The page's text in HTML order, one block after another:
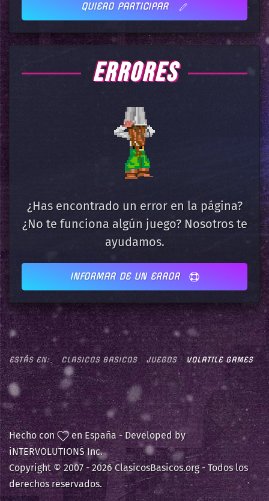
QUIERO PARTICIPAR
ERRORES
¿Has encontrado un error en la página?
¿No te funciona algún juego? Nosotros te
ayudamos.
INFORMAR DE UN ERROR
ESTÁS EN: CLASICOS BASICOS JUEGOS VOLATILE GAMES
Hecho con
en España - Developed by
iNTERVOLUTIONS Inc.
Copyright © 2007 -2026 ClasicosBasicos.org - Todos los
derechos reservados.